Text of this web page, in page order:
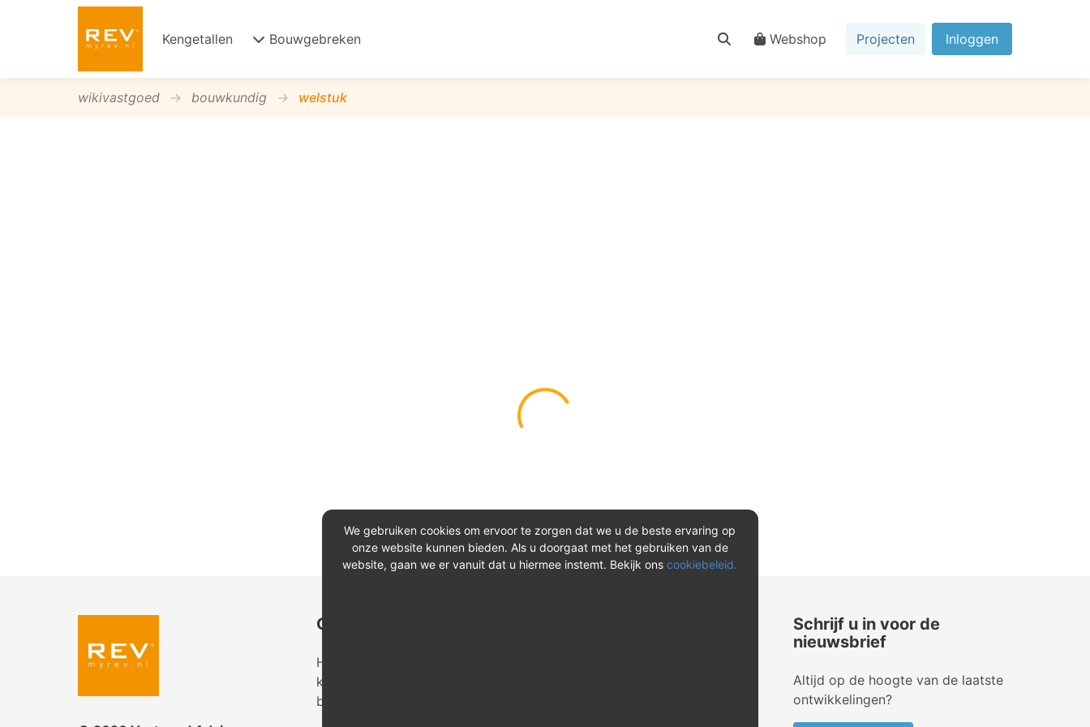
Kengetallen Bouwgebreken Webshop Projecten Inloggen
wikivastgoed bouwkundig welstuk
Contact
Heeft u vragen? Neem tijdens
kantooruren contact met ons op of
bekijk onze instructievideo's.
Schrijf u in voor de
nieuwsbrief
Altijd op de hoogte van de laatste
ontwikkelingen?
We gebruiken cookies om ervoor te zorgen dat we u de beste ervaring op
onze website kunnen bieden. Als u doorgaat met het gebruiken van de
website, gaan we er vanuit dat u hiermee instemt. Bekijk ons cookiebeleid.